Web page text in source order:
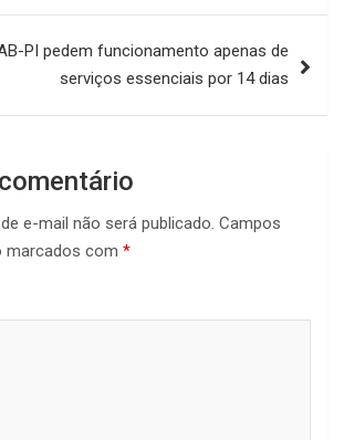
PI pedem funcionamento apenas de
serviços essenciais por 14 dias
e-mail não será publicado. Campos
marcados com *